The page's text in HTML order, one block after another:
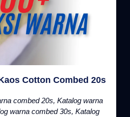
Cotton Combed 20s
combed 20s, Katalog warna
warna combed 30s, Katalog